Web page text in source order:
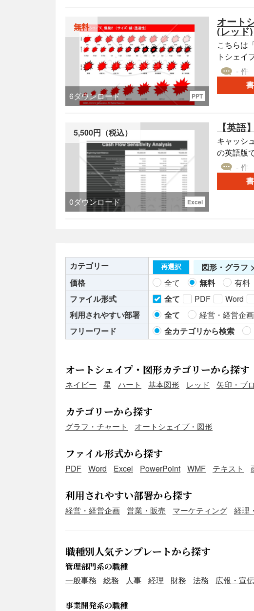
無料
6ダウンロード PPT
オート
(レッド)
こちらは
トシェイ
えた、多彩
ロードで
り、注意や
い。
- 件
5,500円（税込）
0ダウンロード Excel
【英語
キャッシ
の英語版
か、把握
- 件
カテゴリー 再選択
図形・グラフ
価格
全て 無料
有料
ファイル形式
全て PDF Word
利用されやすい部署
全て 経営・経営企画
フリーワード
全カテゴリから検索
オートシェイプ・図形カテゴリーから探す
ネイビー 星 ハート 基本図形 レッド 矢印・ブ
カテゴリーから探す
グラフ・チャート オートシェイプ・図形
ファイル形式から探す
PDF Word Excel PowerPoint WMF テキスト
利用されやすい部署から探す
経営・経営企画 営業・販売 マーケティング 経理
職種別人気テンプレートから探す
管理部門系の職種
一般事務
総務 人事 経理 財務 法務 広報・宣伝
事業開発系の職種